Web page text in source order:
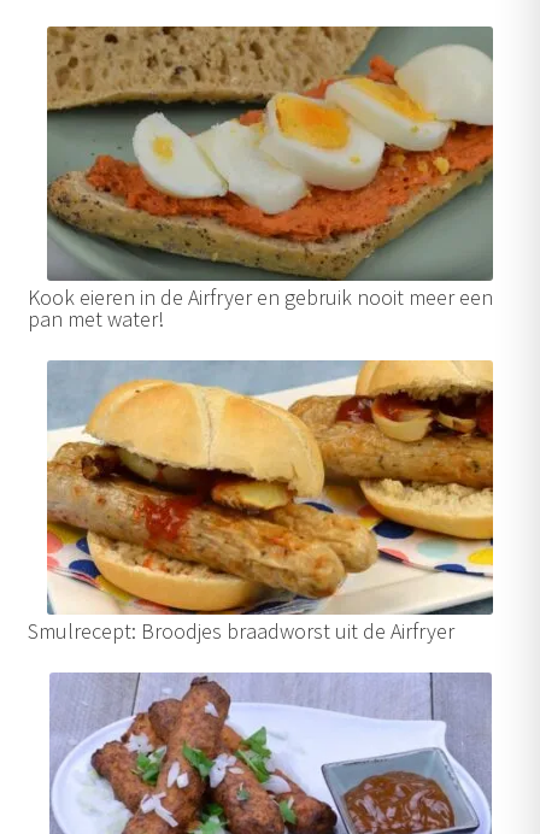
Kook eieren in de Airfryer en gebruik nooit meer een
pan met water!
Smulrecept: Broodjes braadworst uit de Airfryer